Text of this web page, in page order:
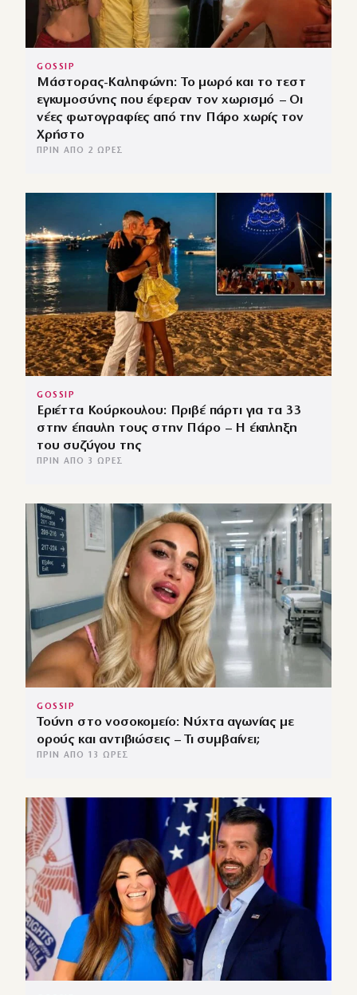
GOSSIP
Μάστορας-Καληφώνη: Το μωρό και το τεστ
εγκυμοσύνης που έφεραν τον χωρισμό – Οι
νέες φωτογραφίες από την Πάρο χωρίς τον
Χρήστο
ΠΡΙΝ ΑΠΌ 2 ΏΡΕΣ
GOSSIP
Εριέττα Κούρκουλου: Πριβέ πάρτι για τα 33
στην έπαυλη τους στην Πάρο – Η έκπληξη
του συζύγου της
ΠΡΙΝ ΑΠΌ 3 ΏΡΕΣ
GOSSIP
Τούνη στο νοσοκομείο: Νύχτα αγωνίας με
ορούς και αντιβιώσεις – Τι συμβαίνει;
ΠΡΙΝ ΑΠΌ 13 ΏΡΕΣ